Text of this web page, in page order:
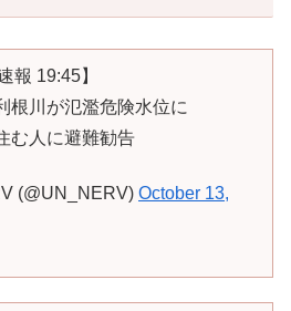
報 19:45】
川が氾濫危険水位に
む人に避難勧告
(@UN_NERV) October 13,